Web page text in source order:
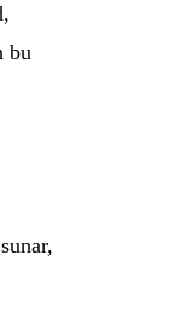
bu